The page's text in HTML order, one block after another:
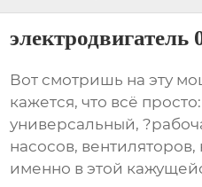
электродвигатель
Вот смотришь на эту
кажется, что всё
универсальный,
насосов,
именно в этой